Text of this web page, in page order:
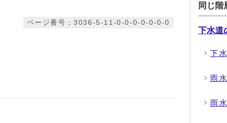
ページ番号：3036-5-11-0-0-0-0-0-0-0
同じ階
下水道
下
雨
雨